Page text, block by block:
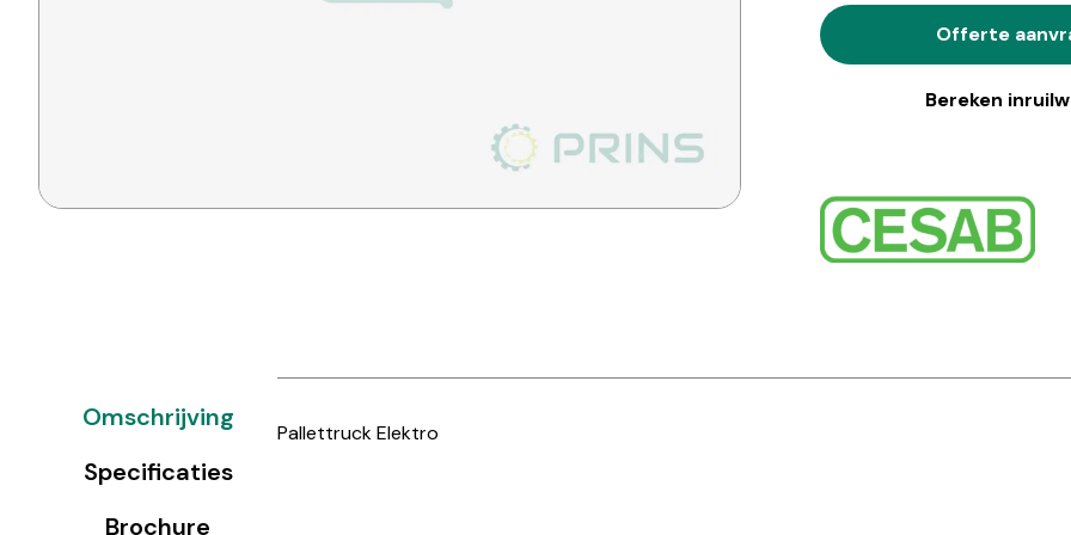
Offerte
Bereken
Omschrijving
Specificaties
Brochure
Pallettruck Elektro